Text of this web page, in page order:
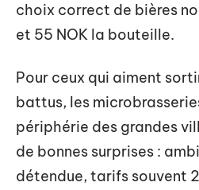
choix correct de bières
et 55 NOK la bouteille.
Pour ceux qui aiment
battus, les
périphérie des grandes
de bonnes surprises :
détendue, tarifs souvent